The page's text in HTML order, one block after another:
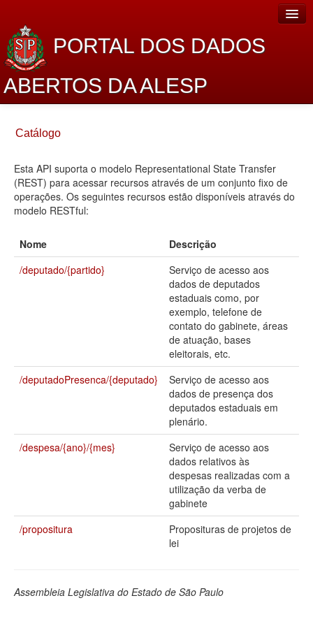
PORTAL DOS DADOS
ABERTOS DA ALESP
Sobre o projeto
Dados Abertos Alesp
Lei de Acesso à Informação
Planejamento
Catálogo de dados
Legislação
Perguntas frequentes
Catálogo
Esta API suporta o modelo Representational State Transfer
(REST) para acessar recursos através de um conjunto fixo de
operações. Os seguintes recursos estão disponíveis através do
modelo RESTful:
Nome
Descrição
/deputado/{partido}
Serviço de acesso aos
dados de deputados
estaduais como, por
exemplo, telefone de
contato do gabinete, áreas
de atuação, bases
eleitorais, etc.
/deputadoPresenca/{deputado}
Serviço de acesso aos
dados de presença dos
deputados estaduais em
plenário.
/despesa/{ano}/{mes}
Serviço de acesso aos
dados relativos às
despesas realizadas com a
utilização da verba de
gabinete
/propositura
Proposituras de projetos de
lei
Assembleia Legislativa do Estado de São Paulo